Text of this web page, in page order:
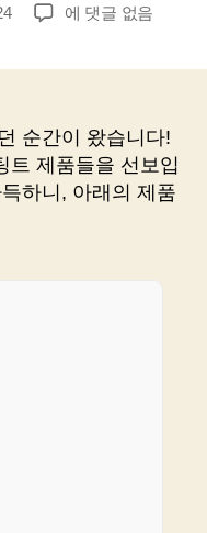
쇼
을
뜨
겁
게
쇼
에 댓글 없음
순간이 왔습니다!
트 제품들을 선보입
하니, 아래의 제품